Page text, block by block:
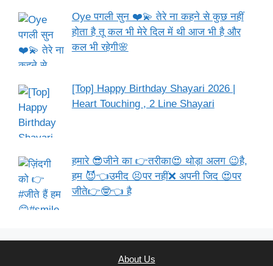
Oye पगली सुन ❤️💫 तेरे ना कहने से कुछ नहीं
होता है तू कल भी मेरे दिल में थी आज भी है और
कल भी रहेगी🌸
[Top] Happy Birthday Shayari 2026 |
Heart Touching , 2 Line Shayari
हमारे 😎जीने का 👉तरीका😍 थोड़ा अलग 😉है,
हम 😈👈उमीद 😣पर नहीं❌ अपनी जिद 😍पर
जीते👉🤓👈 है
About Us